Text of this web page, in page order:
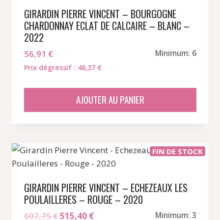
GIRARDIN PIERRE VINCENT – BOURGOGNE
CHARDONNAY ECLAT DE CALCAIRE – BLANC –
2022
56,91 € Minimum: 6
Prix dégressif : 48,37 €
AJOUTER AU PANIER
FIN DE STOCK
GIRARDIN PIERRE VINCENT – ECHEZEAUX LES
POULAILLERES – ROUGE – 2020
607,75€Le
515,40 €Le
Minimum: 3